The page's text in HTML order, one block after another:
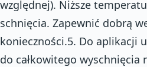
względnej). Niższe
schnięcia. Zapewnić dobrą
konieczności.5. Do aplikacji
do całkowitego wyschnięcia